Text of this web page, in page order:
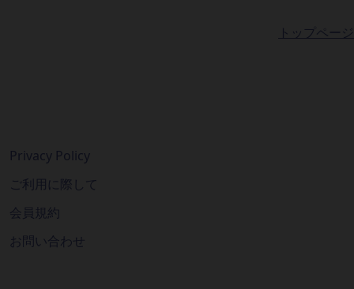
トップページ
Privacy Policy
ご利用に際して
会員規約
お問い合わせ